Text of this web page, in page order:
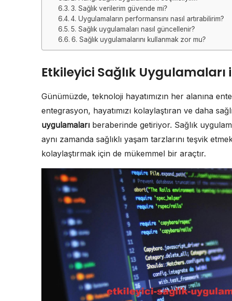
3. Sağlık verilerim güvende mi?
4. Uygulamaların performansını nasıl artırabilirim?
5. Sağlık uygulamaları nasıl güncellenir?
6. Sağlık uygulamalarını kullanmak zor mu?
Etkileyici Sağlık Uygulamaları
Günümüzde, teknoloji hayatımızın her alanına
entegrasyon, hayatımızı kolaylaştıran ve daha
uygulamaları beraberinde getiriyor. Sağlık
aynı zamanda sağlıklı yaşam tarzlarını teşvik
kolaylaştırmak için de mükemmel bir araçtır.